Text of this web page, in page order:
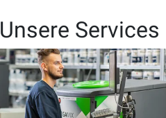
Unsere Services